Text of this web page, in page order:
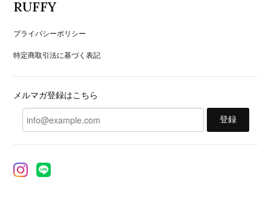
RUFFY
プライバシーポリシー
特定商取引法に基づく表記
メルマガ登録はこちら
登録